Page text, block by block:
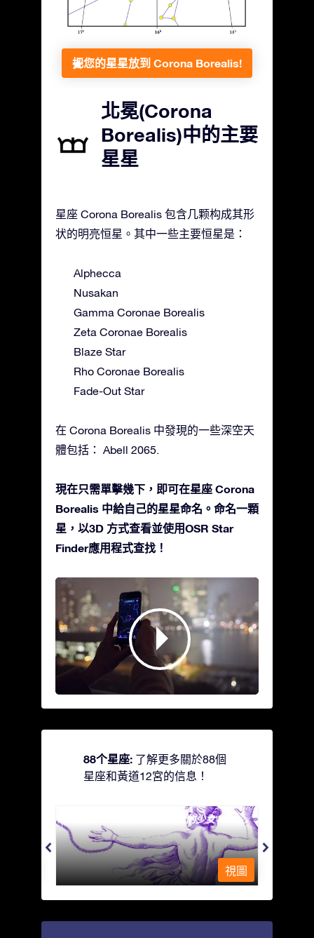
把您的星星放到 Corona Borealis!
北冕(Corona
Borealis)中的主要
星星
星座 Corona Borealis 包含几颗构成其形
状的明亮恒星。其中一些主要恒星是：
Alphecca
Nusakan
Gamma Coronae Borealis
Zeta Coronae Borealis
Blaze Star
Rho Coronae Borealis
Fade-Out Star
在 Corona Borealis 中發現的一些深空天
體包括： Abell 2065.
現在只需單擊幾下，即可在星座 Corona
Borealis 中給自己的星星命名。命名一顆
星，以3D 方式查看並使用OSR Star
Finder應用程式查找！
88个星座: 了解更多關於88個
星座和黃道12宮的信息！
Andromeda - 被鐵鍊鎖著的少女
視圖